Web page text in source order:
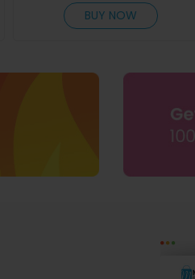
BUY NOW